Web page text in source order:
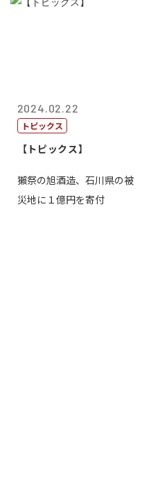
2024.02.22
トピックス
【トピックス】
獺祭の旭酒造、石川県の被
災地に１億円を寄付